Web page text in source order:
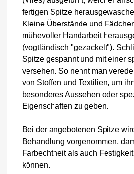
fertigen Spitze
Kleine Überstände und
mühevoller Handarbeit
(vogtländisch "gezackelt").
Spitze gespannt und mit einer
versehen. So nennt man
von Stoffen und Textilien, um
besonderes Aussehen oder
Eigenschaften zu geben.
Bei der angebotenen Spitze
Behandlung vorgenommen,
Farbechtheit als auch
können.